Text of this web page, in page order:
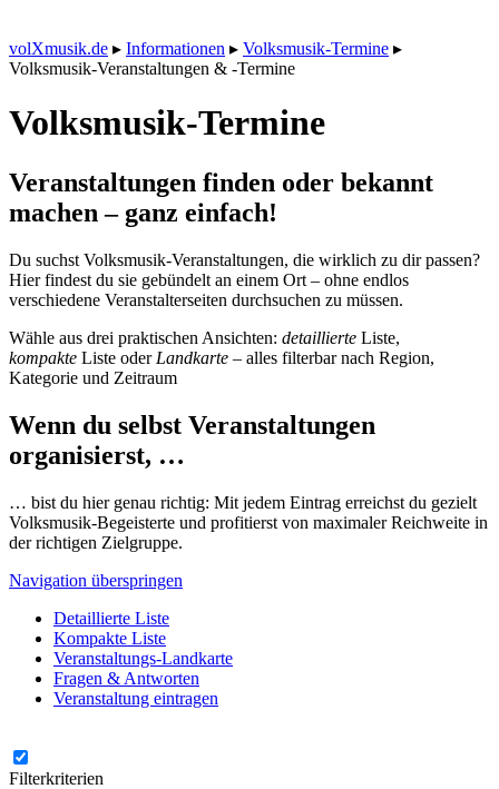
volXmusik.de ▸ Informationen ▸ Volksmusik-Termine ▸
Volksmusik-Veranstaltungen & -Termine
Volksmusik-Termine
Veranstaltungen finden oder bekannt
machen – ganz einfach!
Du suchst Volksmusik-Veranstaltungen, die wirklich zu dir passen?
Hier findest du sie gebündelt an einem Ort – ohne endlos
verschiedene Veranstalterseiten durchsuchen zu müssen.
Wähle aus drei praktischen Ansichten: detaillierte Liste,
kompakte Liste oder Landkarte – alles filterbar nach Region,
Kategorie und Zeitraum
Wenn du selbst Veranstaltungen
organisierst, …
… bist du hier genau richtig: Mit jedem Eintrag erreichst du gezielt
Volksmusik-Begeisterte und profitierst von maximaler Reichweite in
der richtigen Zielgruppe.
Navigation überspringen
Detaillierte Liste
Kompakte Liste
Veranstaltungs-Landkarte
Fragen & Antworten
Veranstaltung eintragen
Filterkriterien